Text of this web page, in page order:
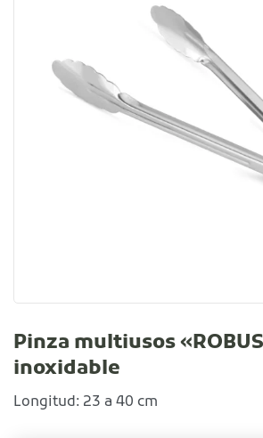
Pinza multiusos
inoxidable
Longitud: 23 a 40 cm